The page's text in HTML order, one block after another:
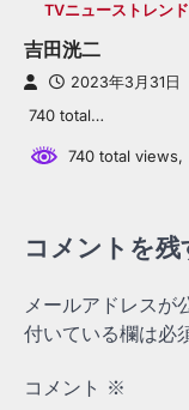
TVニューストレンド
吉田洸二
2023年3月31日
740 total…
740 total
コメントを残
メールアドレスが
付いている欄は必
コメント ※